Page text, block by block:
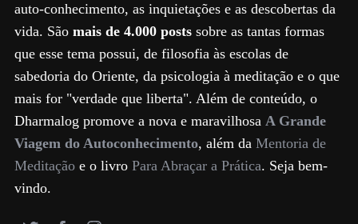
auto-conhecimento, as inquietações e as descobertas da
vida. São mais de 4.000 postssobre as tantas formas
que esse tema possui, de filosofia às escolas de
sabedoria do Oriente, da psicologia à meditação e o que
mais for "verdade que liberta". Além de conteúdo, o
Dharmalog promove a nova e maravilhosa A Grande
Viagem do Autoconhecimento, além da Mentoria de
Meditaçãoe o livro Para Abraçar a Prática. Seja bem-
vindo.